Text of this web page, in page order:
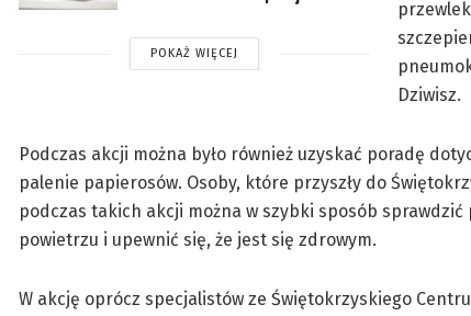
POKAŻ WIĘCEJ
Dziwisz.
Podczas akcji można było również uzyskać poradę
palenie papierosów. Osoby, które przyszły do
podczas takich akcji można w szybki sposób
powietrzu i upewnić się, że jest się zdrowym.
W akcję oprócz specjalistów ze Świętokrzyskiego